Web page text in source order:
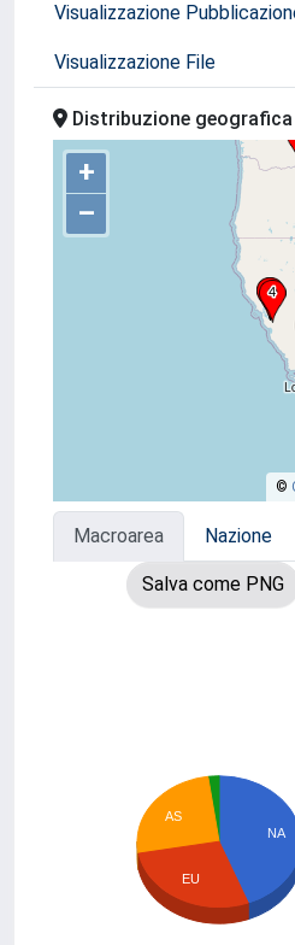
Visualizzazione
Visualizzazione File
Distribuzione geografica
+
–
©
Macroarea Nazione
Salva come PNG
NA
AS
EU